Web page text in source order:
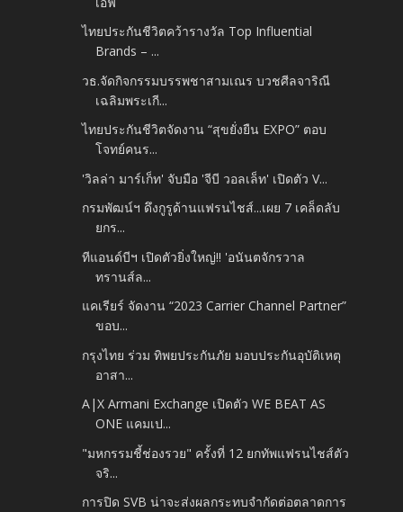
ไทยประกันชีวิตคว้ารางวัล Top Influential
Brands – ...
วธ.จัดกิจกรรมบรรพชาสามเณร บวชศีลจาริณี
เฉลิมพระเกี...
ไทยประกันชีวิตจัดงาน “สุขยั่งยืน EXPO” ตอบ
โจทย์คนร...
'วิลล่า มาร์เก็ท'​ จับมือ 'จีบี วอลเล็ท' เปิดตัว V...
กรมพัฒน์ฯ ดึงกูรูด้านแฟรนไชส์...เผย 7 เคล็ดลับ
ยกร...
ทีแอนด์บีฯ เปิดตัวยิ่งใหญ่!! 'อนันตจักรวาล
ทรานส์ล...
แคเรียร์ จัดงาน “2023 Carrier Channel Partner”
ขอบ...
กรุงไทย ร่วม ทิพยประกันภัย มอบประกันอุบัติเหตุ
อาสา...
A|X Armani Exchange เปิดตัว WE BEAT AS
ONE แคมเป...
"มหกรรมชี้ช่องรวย" ครั้งที่ 12 ยกทัพแฟรนไชส์ตัว
จริ...
การปิด SVB น่าจะส่งผลกระทบจำกัดต่อตลาดการ